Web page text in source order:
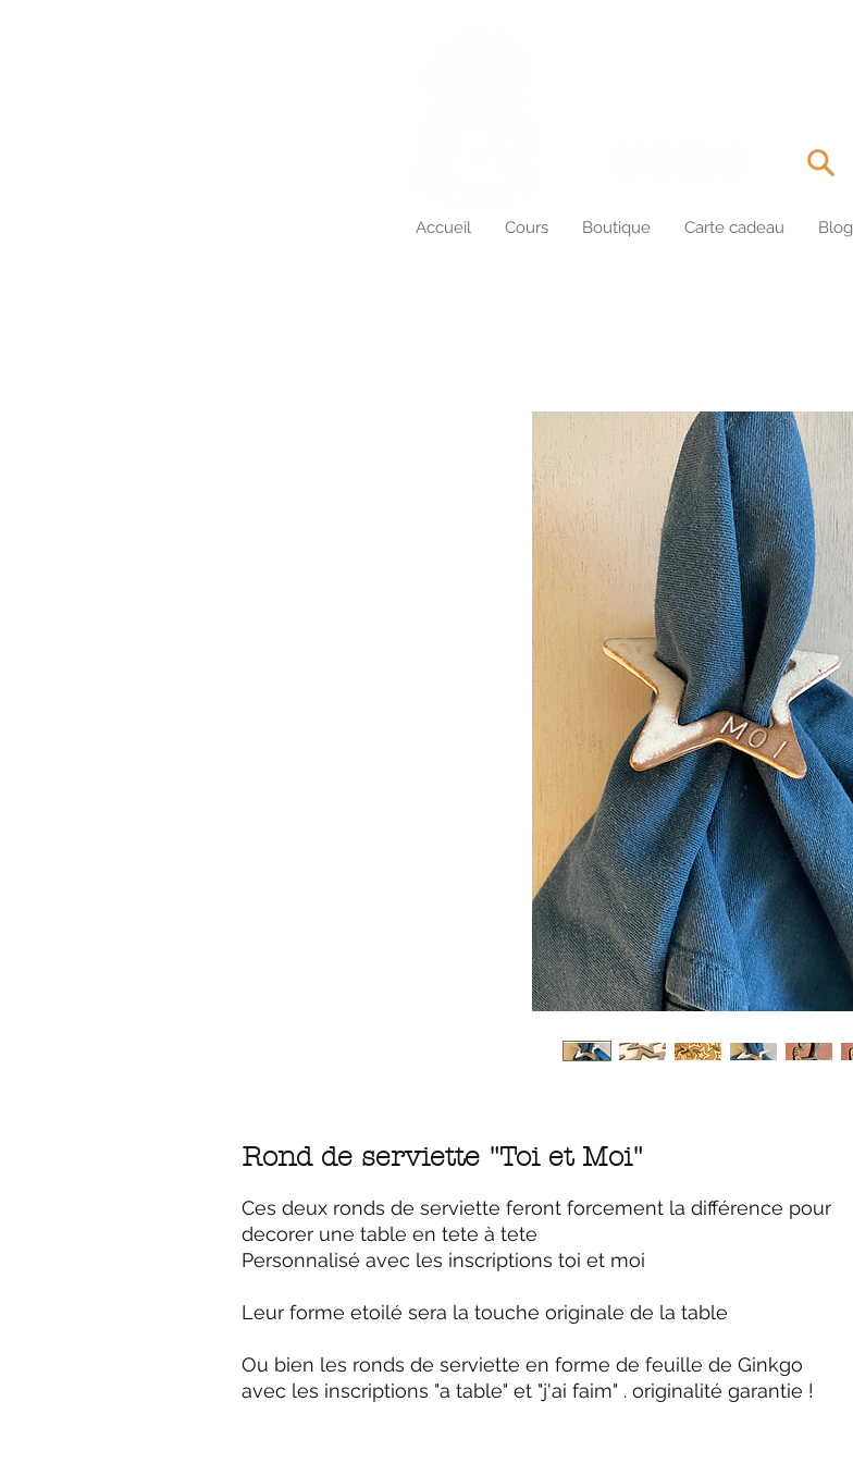
Accueil Cours Boutique Carte cadeau Blog
Rond de serviette "Toi et Moi"
Ces deux ronds de serviette feront forcement la différence pour
decorer une table en tete à tete
Personnalisé avec les inscriptions toi et moi
Leur forme etoilé sera la touche originale de la table
Ou bien les ronds de serviette en forme de feuille de Ginkgo
avec les inscriptions "a table" et "j'ai faim" . originalité garantie !